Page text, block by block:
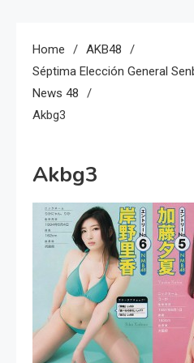
Home
AKB48
Séptima Elección General
News 48
Akbg3
Akbg3